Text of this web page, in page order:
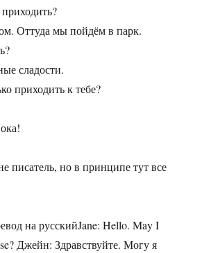
Оттуда мы пойдём в парк.
сладости.
приходить к тебе?
писатель, но в принципе тут все
на русскийJane: Hello. May I
Джейн: Здравствуйте. Могу я